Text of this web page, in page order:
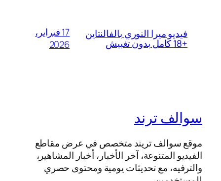
فيديو ميرا النوري بالفالنتاين
+18 كامل بدون تغبيش
17 فبراير،
2026
سوالف ترند
موقع سوالف تريند متخصص في عرض مقاطع
الفيديو المتنوعة، آخر الأخبار، أخبار المشاهير،
والترفيه، مع تحديثات يومية ومحتوى حصري